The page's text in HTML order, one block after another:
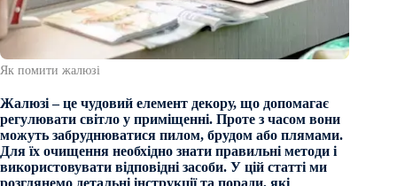
Як помити жалюзі
Жалюзі – це чудовий елемент декору, що допомагає
регулювати світло у приміщенні. Проте з часом вони
можуть забруднюватися пилом, брудом або плямами.
Для їх очищення необхідно знати правильні методи і
використовувати відповідні засоби. У цій статті ми
розглянемо детальні інструкції та поради, які